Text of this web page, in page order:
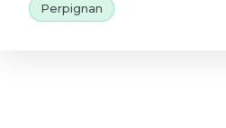
Perpignan